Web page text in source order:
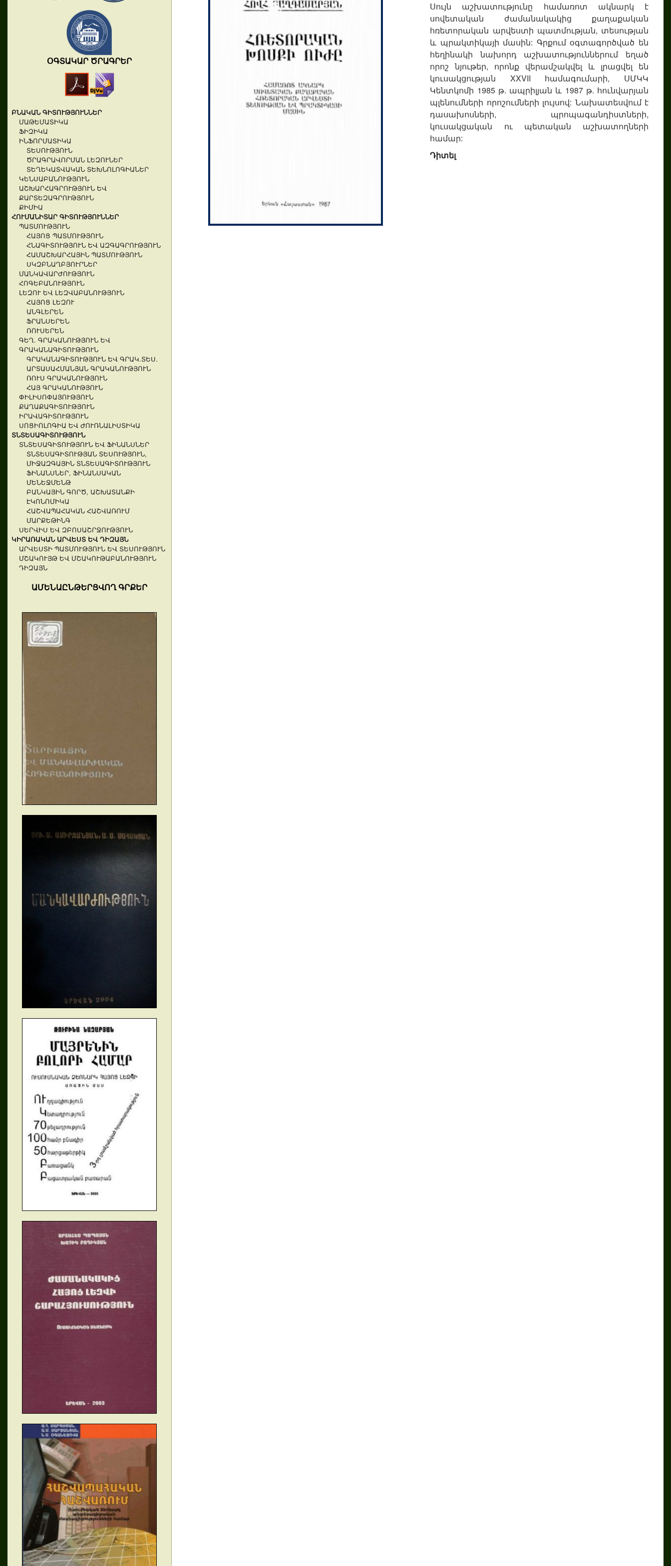
ՕԳՏԱԿԱՐ ԾՐԱԳՐԵՐ
ԲՆԱԿԱՆ ԳԻՏՈՒԹՅՈՒՆՆԵՐ
ՄԱԹԵՄԱՏԻԿԱ
ՖԻԶԻԿԱ
ԻՆՖՈՐՄԱՏԻԿԱ
ՏԵՍՈՒԹՅՈՒՆ
ԾՐԱԳՐԱՎՈՐՄԱՆ ԼԵԶՈՒՆԵՐ
ՏԵՂԵԿԱՏՎԱԿԱՆ ՏԵԽՆՈԼՈԳԻԱՆԵՐ
ԿԵՆՍԱԲԱՆՈՒԹՅՈՒՆ
ԱՇԽԱՐՀԱԳՐՈՒԹՅՈՒՆ ԵՎ
ՔԱՐՏԵԶԱԳՐՈՒԹՅՈՒՆ
ՔԻՄԻԱ
ՀՈՒՄԱՆԻՏԱՐ ԳԻՏՈՒԹՅՈՒՆՆԵՐ
ՊԱՏՄՈՒԹՅՈՒՆ
ՀԱՅՈՑ ՊԱՏՄՈՒԹՅՈՒՆ
ՀՆԱԳԻՏՈՒԹՅՈՒՆ ԵՎ ԱԶԳԱԳՐՈՒԹՅՈՒՆ
ՀԱՄԱՇԽԱՐՀԱՅԻՆ ՊԱՏՄՈՒԹՅՈՒՆ
ՍԿԶԲՆԱՂԲՅՈՒՐՆԵՐ
ՄԱՆԿԱՎԱՐԺՈՒԹՅՈՒՆ
ՀՈԳԵԲԱՆՈՒԹՅՈՒՆ
ԼԵԶՈՒ ԵՎ ԼԵԶՎԱԲԱՆՈՒԹՅՈՒՆ
ՀԱՅՈՑ ԼԵԶՈՒ
ԱՆԳԼԵՐԵՆ
ՖՐԱՆՍԵՐԵՆ
ՌՈՒՍԵՐԵՆ
ԳԵՂ. ԳՐԱԿԱՆՈՒԹՅՈՒՆ ԵՎ
ԳՐԱԿԱՆԱԳԻՏՈՒԹՅՈՒՆ
ԳՐԱԿԱՆԱԳԻՏՈՒԹՅՈՒՆ ԵՎ ԳՐԱԿ.ՏԵՍ.
ԱՐՏԱՍԱՀՄԱՆՅԱՆ ԳՐԱԿԱՆՈՒԹՅՈՒՆ
ՌՈՒՍ ԳՐԱԿԱՆՈՒԹՅՈՒՆ
ՀԱՅ ԳՐԱԿԱՆՈՒԹՅՈՒՆ
ՓԻԼԻՍՈՓԱՅՈՒԹՅՈՒՆ
ՔԱՂԱՔԱԳԻՏՈՒԹՅՈՒՆ
ԻՐԱՎԱԳԻՏՈՒԹՅՈՒՆ
ՍՈՑԻՈԼՈԳԻԱ ԵՎ ԺՈՒՌՆԱԼԻՍՏԻԿԱ
ՏՆՏԵՍԱԳԻՏՈՒԹՅՈՒՆ
ՏՆՏԵՍԱԳԻՏՈՒԹՅՈՒՆ ԵՎ ՖԻՆԱՆՍՆԵՐ
ՏՆՏԵՍԱԳԻՏՈՒԹՅԱՆ ՏԵՍՈՒԹՅՈՒՆ,
ՄԻՋԱԶԳԱՅԻՆ ՏՆՏԵՍԱԳԻՏՈՒԹՅՈՒՆ
ՖԻՆԱՆՍՆԵՐ, ՖԻՆԱՆՍԱԿԱՆ
ՄԵՆԵՋՄԵՆԹ
ԲԱՆԿԱՅԻՆ ԳՈՐԾ, ԱՇԽԱՏԱՆՔԻ
ԷԿՈՆՈՄԻԿԱ
ՀԱՇՎԱՊԱՀԱԿԱՆ ՀԱՇՎԱՌՈՒՄ
ՄԱՐՔԵԹԻՆԳ
ՍԵՐՎԻՍ ԵՎ ԶԲՈՍԱՇՐՋՈՒԹՅՈՒՆ
ԿԻՐԱՌԱԿԱՆ ԱՐՎԵՍՏ ԵՎ ԴԻԶԱՅՆ
ԱՐՎԵՍՏԻ ՊԱՏՄՈՒԹՅՈՒՆ ԵՎ ՏԵՍՈՒԹՅՈՒՆ
ՄՇԱԿՈՒՅԹ ԵՎ ՄՇԱԿՈՒԹԱԲԱՆՈՒԹՅՈՒՆ
ԴԻԶԱՅՆ
ԱՄԵՆԱԸՆԹԵՐՑՎՈՂ ԳՐՔԵՐ
Սույն աշխատությունը համառոտ ակնարկ է
սովետական ժամանակակից քաղաքական
հռետորական արվեստի պատմության, տեսության
և պրակտիկայի մասին: Գրքում օգտագործված են
հեղինակի նախորդ աշխատություններում եղած
որոշ նյութեր, որոնք վերամշակվել և լրացվել են
կուսակցության XXVII համագումարի, ՍՄԿԿ
Կենտկոմի 1985 թ. ապրիլյան և 1987 թ. հունվարյան
պլենումների որոշումների լույսով: Նախատեսվում է
դասախոսների, պրոպագանդիստների,
կուսակցական ու պետական աշխատողների
համար:
Դիտել